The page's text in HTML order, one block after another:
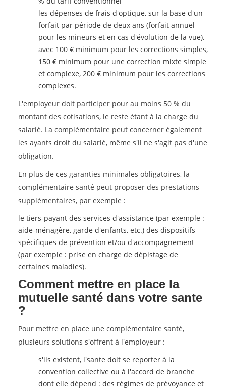
les dépenses de frais d'optique, sur la base d'un
forfait par période de deux ans (forfait annuel
pour les mineurs et en cas d'évolution de la vue),
avec 100 € minimum pour les corrections simples,
150 € minimum pour une correction mixte simple
et complexe, 200 € minimum pour les corrections
complexes.
L'employeur doit participer pour au moins 50 % du
montant des cotisations, le reste étant à la charge du
salarié. La complémentaire peut concerner également
les ayants droit du salarié, même s'il ne s'agit pas d'une
obligation.
En plus de ces garanties minimales obligatoires, la
complémentaire santé peut proposer des prestations
supplémentaires, par exemple :
le tiers-payant des services d'assistance (par exemple :
aide-ménagère, garde d'enfants, etc.) des dispositifs
spécifiques de prévention et/ou d'accompagnement
(par exemple : prise en charge de dépistage de
certaines maladies).
Comment mettre en place la
mutuelle santé dans votre sante
?
Pour mettre en place une complémentaire santé,
plusieurs solutions s'offrent à l'employeur :
s'ils existent, l'sante doit se reporter à la
convention collective ou à l'accord de branche
dont elle dépend : des régimes de prévoyance et